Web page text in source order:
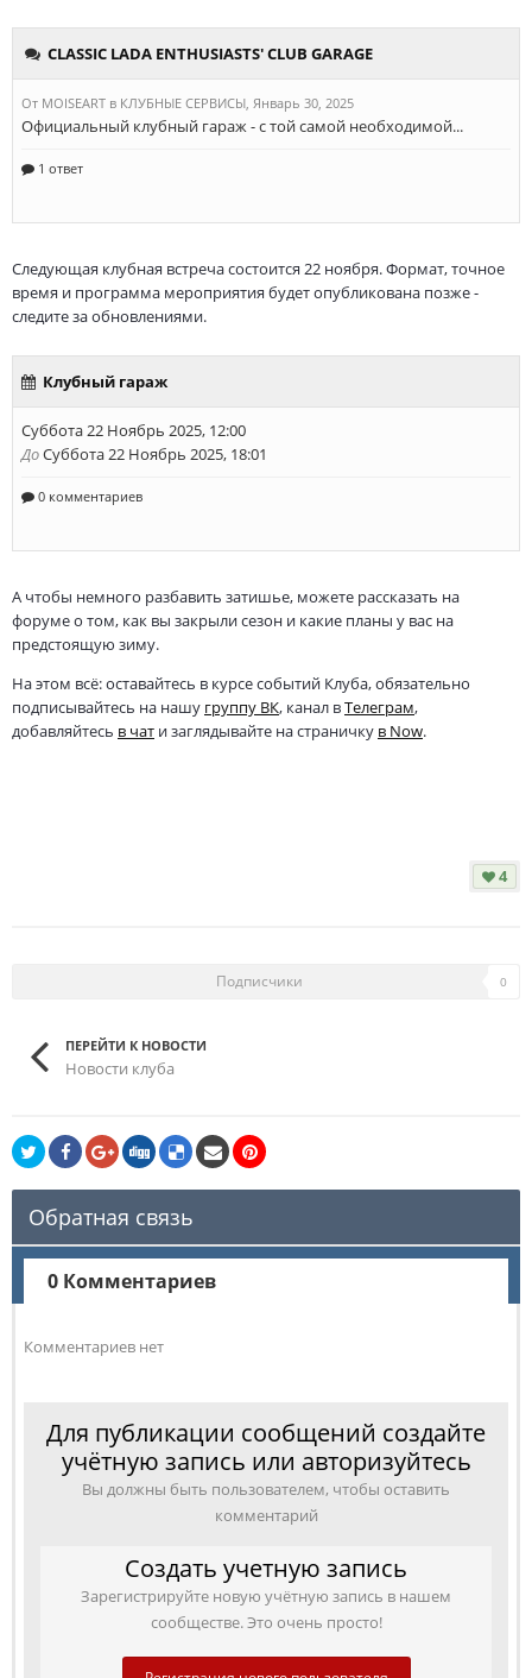
Следующая клубная встреча состоится 22 ноября. Формат, точное
время и программа мероприятия будет опубликована позже -
следите за обновлениями.
А чтобы немного разбавить затишье, можете рассказать на
форуме о том, как вы закрыли сезон и какие планы у вас на
предстоящую зиму.
На этом всё: оставайтесь в курсе событий Клуба, обязательно
подписывайтесь на нашу группу ВК, канал вТелеграм,
добавляйтесь в чат и заглядывайте на страничку в Now.
4
Подписчики 0
ПЕРЕЙТИ К НОВОСТИ
Новости клуба
Обратная связь
0 Комментариев
Комментариев нет
Для публикации сообщений создайте
учётную запись или авторизуйтесь
Вы должны быть пользователем, чтобы оставить
комментарий
Создать учетную запись
Зарегистрируйте новую учётную запись в нашем
сообществе. Это очень просто!